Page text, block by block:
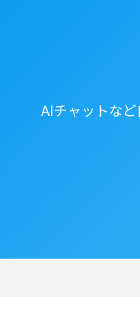
AIチャットな